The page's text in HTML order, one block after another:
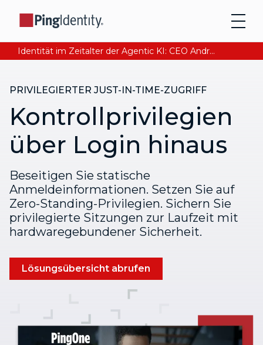
Identität im Zeitalter der Agentic KI: CEO Andre Durand über den Aufbau von digitalem Vertrauen
PRIVILEGIERTER JUST-IN-TIME-ZUGRIFF
Kontrollprivilegien
über Login hinaus
Beseitigen Sie statische
Anmeldeinformationen. Setzen Sie auf
Zero-Standing-Privilegien. Sichern Sie
privilegierte Sitzungen zur Laufzeit mit
hardwaregebundener Sicherheit.
Lösungsübersicht abrufen